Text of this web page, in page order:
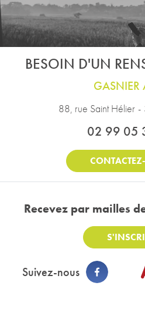
BESOIN D'UN
GASNIER
88, rue Saint Hélier -
02 99 05
Recevez par mailles
Suivez-nous